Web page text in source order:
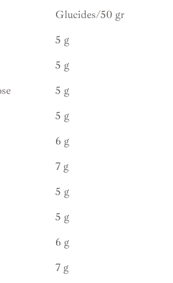
Glucides/50 gr
5 g
5 g
5 g
5 g
6 g
7 g
5 g
5 g
6 g
7 g